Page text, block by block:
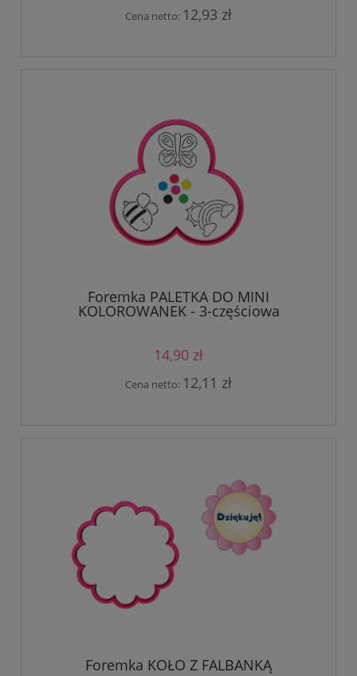
Cena netto: 12,93 zł
Foremka PALETKA DO MINI
KOLOROWANEK - 3-częściowa
14,90 zł
Cena netto: 12,11 zł
Foremka KOŁO Z FALBANKĄ